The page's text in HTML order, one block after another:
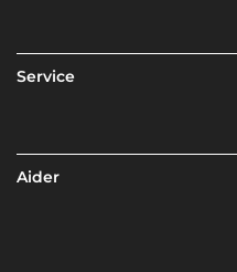
Service
Aider